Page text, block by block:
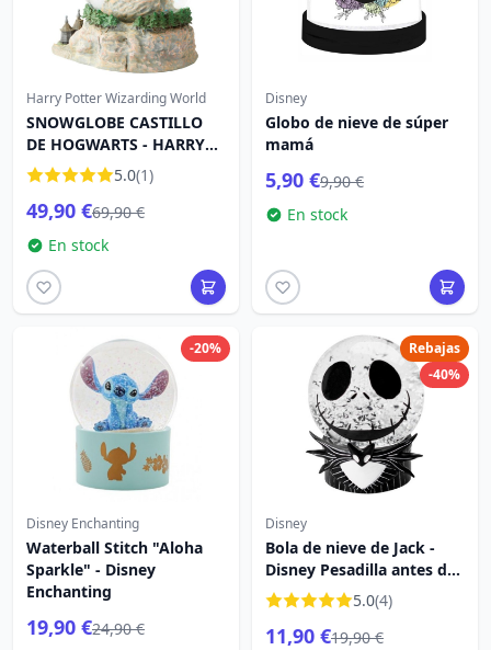
Harry Potter Wizarding World
SNOWGLOBE CASTILLO
DE HOGWARTS - HARRY
POTTER
5.0(1)
49,90 €69,90 €
En stock
Disney
Globo de nieve de súper
mamá
5,90 €9,90 €
En stock
-20%
Disney Enchanting
Waterball Stitch "Aloha
Sparkle" - Disney
Enchanting
19,90 €24,90 €
Rebajas
-40%
Disney
Bola de nieve de Jack -
Disney Pesadilla antes de
Navidad
5.0(4)
11,90 €19,90 €